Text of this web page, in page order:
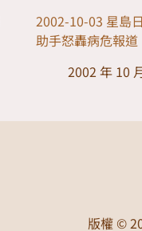
2002-10-03 星島
助手怒轟病危報道
2002 年 10
版權 ©